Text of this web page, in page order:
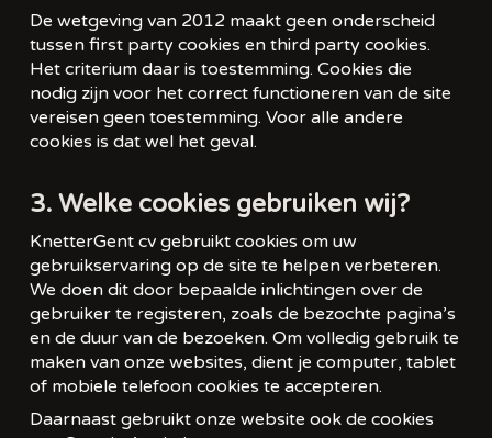
De wetgeving van 2012 maakt geen onderscheid
tussen first party cookies en third party cookies.
Het criterium daar is toestemming. Cookies die
nodig zijn voor het correct functioneren van de site
vereisen geen toestemming. Voor alle andere
cookies is dat wel het geval.
3. Welke cookies gebruiken wij?
KnetterGent cv gebruikt cookies om uw
gebruikservaring op de site te helpen verbeteren.
We doen dit door bepaalde inlichtingen over de
gebruiker te registeren, zoals de bezochte pagina’s
en de duur van de bezoeken. Om volledig gebruik te
maken van onze websites, dient je computer, tablet
of mobiele telefoon cookies te accepteren.
Daarnaast gebruikt onze website ook de cookies